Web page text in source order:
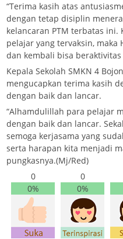
“Terima kasih atas
dengan tetap disiplin
kelancaran PTM terbatas
pelajar yang tervaksin,
dan kembali bisa
Kepala Sekolah SMKN 4
mengucapkan terima kasih
dengan baik dan lancar.
“Alhamdulillah para pelajar
dengan baik dan lancar.
semoga kerjasama yang
serta harapan kita menjadi
pungkasnya.(Mj/Red)
0
0%
0
0%